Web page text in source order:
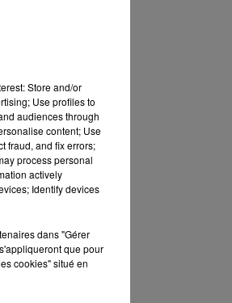
Store and/or
Use profiles to
audiences through
content; Use
fraud, and fix errors;
process personal
actively
Identify devices
dans "Gérer
que pour
cookies" situé en